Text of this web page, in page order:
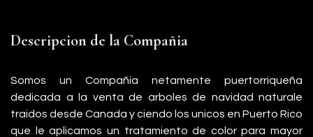
Descripcion de la Compañia
Somos un Compañia netamente puertorriqueña
dedicada a la venta de arboles de navidad naturale
traidos desde Canada y ciendo los unicos en Puerto Rico
que le aplicamos un tratamiento de color para mayor